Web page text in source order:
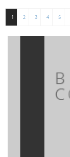
1 2 3 4 5